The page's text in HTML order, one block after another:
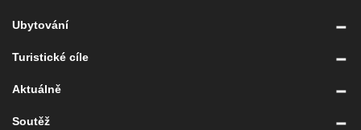
Ubytování
Turistické cíle
Aktuálně
Soutěž